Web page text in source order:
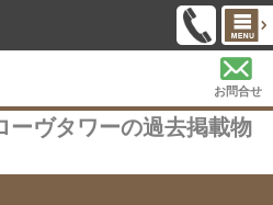
お問合せ
ヴタワーの過去掲載物